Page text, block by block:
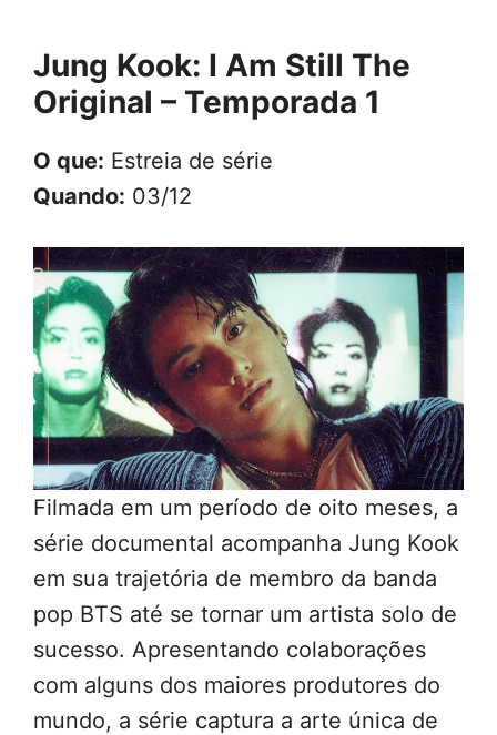
Jung Kook: I Am Still The
Original – Temporada 1
O que: Estreia de série
Quando: 03/12
Filmada em um período de oito meses, a
série documental acompanha Jung Kook
em sua trajetória de membro da banda
pop BTS até se tornar um artista solo de
sucesso. Apresentando colaborações
com alguns dos maiores produtores do
mundo, a série captura a arte única de